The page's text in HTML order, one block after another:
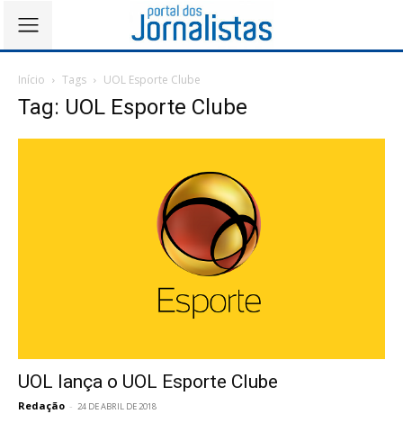
Início Tags UOL Esporte Clube
Tag: UOL Esporte Clube
UOL lança o UOL Esporte Clube
Redação - 24 DE ABRIL DE 2018